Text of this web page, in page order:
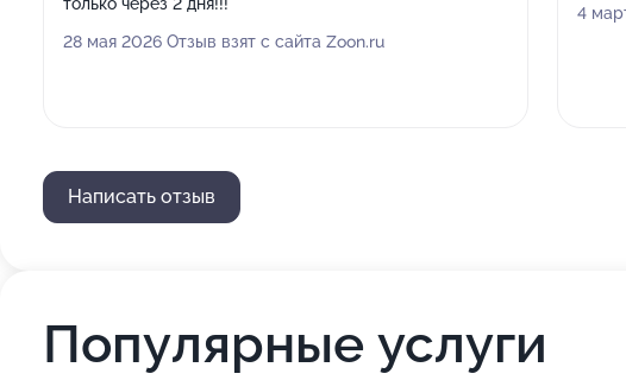
28 мая 2026 Отзыв взят с сайта Zoon.ru
4
Написать отзыв
Популярные услуги